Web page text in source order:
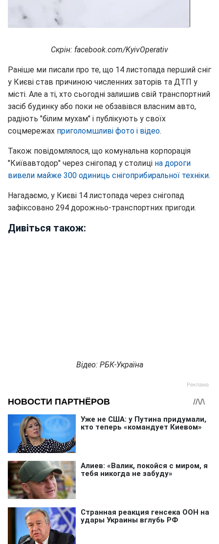
Скрін: facebook.com/KyivOperativ
Раніше ми писали про те, що 14 листопада перший сніг
у Києві став причиною численних заторів та ДТП у
місті. Але а ті, хто сьогодні залишив свій транспортний
засіб будинку або поки не обзавівся власним авто,
радіють "білим мухам" і публікують у своїх
соцмережах приголомшливі фото і відео.
Також повідомлялося, що комунальна корпорація
"Київавтодор" через снігопад у столиці на дороги
вивели майже 300 одиниць снігоприбиральної техніки.
Нагадаємо, у Києві 14 листопада через снігопад
зафіксовано 294 дорожньо-транспортних пригоди.
Дивіться також:
Відео: РБК-Україна